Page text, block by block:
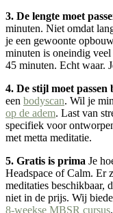
3. De lengte moet
minuten. Niet omdat
je een gewoonte
minuten is oneindig
45 minuten. Echt waar.
4. De stijl moet passen
een bodyscan. Wil je
op de adem. Last van
specifiek voor
met metta meditatie.
5. Gratis is prima Je
Headspace of Calm. Er
meditaties beschikbaar,
niet in de prijs. Wij
8-weekse MBSR cursus.